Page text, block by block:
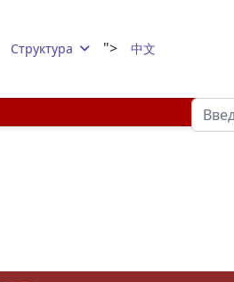
Структура "> 中文
Поиск